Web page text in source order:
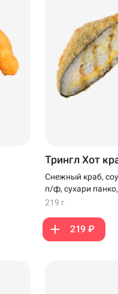
Трингл Хот
Снежный краб,
п/ф, сухари
219 г
219 ₽